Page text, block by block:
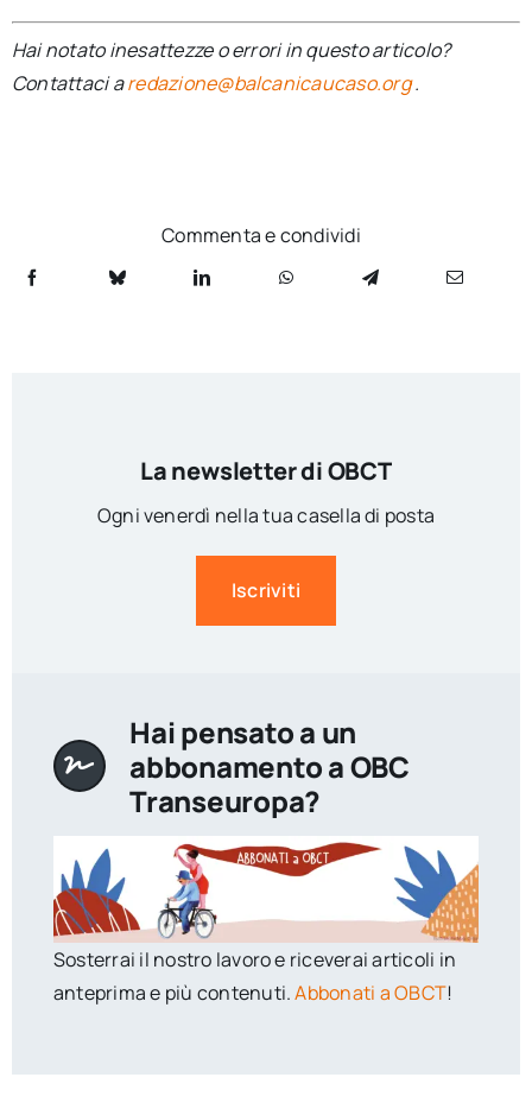
Hai notato inesattezze o errori in questo articolo?
Contattaci aredazione@balcanicaucaso.org.
Commenta e condividi
La newsletter di OBCT
Ogni venerdì nella tua casella di posta
Iscriviti
Hai pensato a un
abbonamento a OBC
Transeuropa?
Sosterrai il nostro lavoro e riceverai articoli in
anteprima e più contenuti.Abbonati a OBCT!